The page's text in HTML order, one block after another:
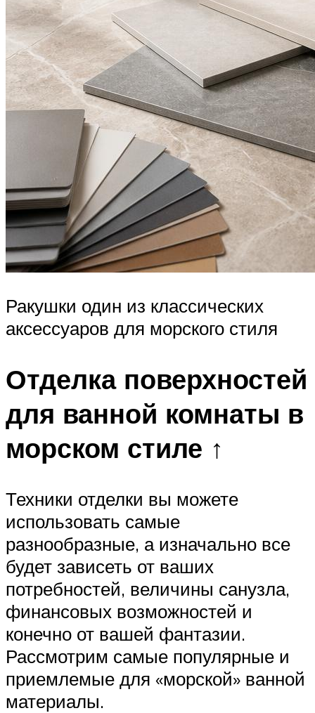
Ракушки один из классических
аксессуаров для морского стиля
Отделка поверхностей
для ванной комнаты в
морском стиле ↑
Техники отделки вы можете
использовать самые
разнообразные, а изначально все
будет зависеть от ваших
потребностей, величины санузла,
финансовых возможностей и
конечно от вашей фантазии.
Рассмотрим самые популярные и
приемлемые для «морской» ванной
материалы.